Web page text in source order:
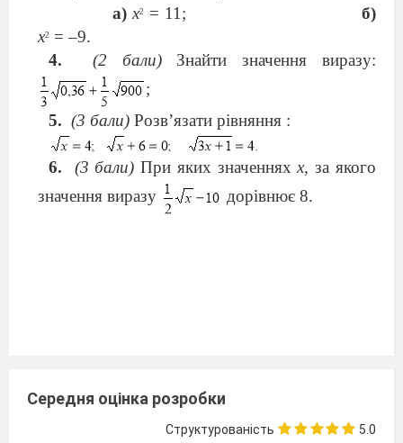
а) x2 = 11;
б)
x2 = –9.
(2 бали) Знайти значення виразу:
;
(3 бали) Розв’язати рівняння :
(3 бали)При яких значенняхх, за якого
значення виразу
дорівнює 8.
Середня оцінка розробки
Структурованість
5.0